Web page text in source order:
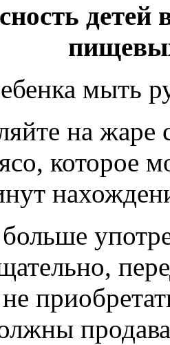
детей
мыть
на
которое
больше
не